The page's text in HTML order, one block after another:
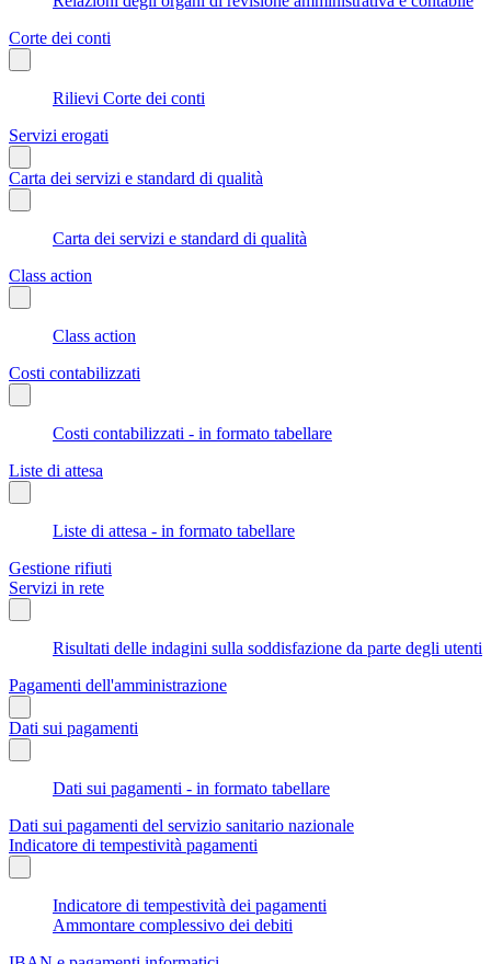
Corte dei conti
Rilievi Corte dei conti
Servizi erogati
Carta dei servizi e standard di qualità
Carta dei servizi e standard di qualità
Class action
Class action
Costi contabilizzati
Costi contabilizzati - in formato tabellare
Liste di attesa
Liste di attesa - in formato tabellare
Gestione rifiuti
Servizi in rete
Risultati delle indagini sulla soddisfazione da parte degli utenti
Pagamenti dell'amministrazione
Dati sui pagamenti
Dati sui pagamenti - in formato tabellare
Dati sui pagamenti del servizio sanitario nazionale
Indicatore di tempestività pagamenti
Indicatore di tempestività dei pagamenti
Ammontare complessivo dei debiti